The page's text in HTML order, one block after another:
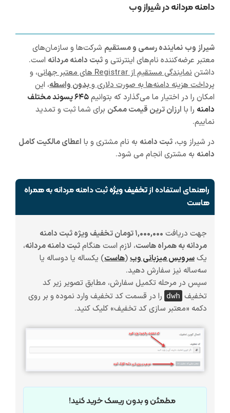
دامنه مردانه در شیراز وب
شیرازوب نماینده رسمی و مستقیم شرکت‌ها و سازمان‌های
معتبر عرضه‌کننده نام‌های اینترنتی وثبت دامنه مردانه است.
داشتننمایندگی مستقیم از Registrar های معتبر جهانی
، و
پرداخت هزینه دامنه‌ها به صورت دلاری وبدون واسطه، این
امکان را در اختیار ما می‌گذارد که بتوانیم
۶۴۵ پسوند مختلف
دامنه را با ارزان ترین قیمت ممکن برای شما ثبت و تمدید
نماییم.
در شیراز وب، ثبت دامنه به نام مشتری و با اعطای مالکیت کامل
دامنه به مشتری انجام می شود.
راهنمای استفاده ازتخفیف ویژهثبت دامنه مردانه به همراه
هاست
جهت دریافت
۱,۰۰۰,۰۰۰ تومان تخفیف ویژه ثبت دامنه
مردانه به همراه هاست، لازم است هنگامثبت دامنه مردانه،
یکسرویس میزبانی وب(هاست) یکساله یا دوساله یا
سه‌ساله نیز سفارش دهید.
سپس در مرحله تکمیل سفارش، مطابق تصویر زیر کد
تخفیف dwh را در قسمت کد تخفیف وارد نموده و بر روی
دکمه «معتبر سازی کد تخفیف» کلیک کنید.
مطمئن و بدون ریسک خرید کنید!